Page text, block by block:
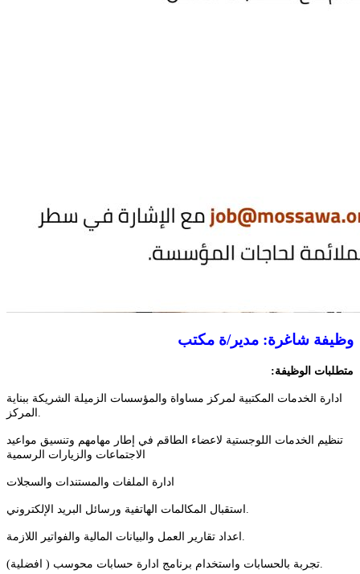
وظيفة شاغرة: مدير/ة مكتب
متطلبات الوظيفة:
ادارة الخدمات المكتبية لمركز مساواة والمؤسسات الزميلة الشريكة ببناية
المركز.
تنظيم الخدمات اللوجستية لاعضاء الطاقم في إطار مهامهم وتنسيق مواعيد
الاجتماعات والزيارات الرسمية
ادارة الملفات والمستندات والسجلات
استقبال المكالمات الهاتفية ورسائل البريد الإلكتروني.
اعداد تقارير العمل والبيانات المالية والفواتير اللازمة.
تجربة بالحسابات واستخدام برنامج ادارة حسابات محوسب ( افضلية).